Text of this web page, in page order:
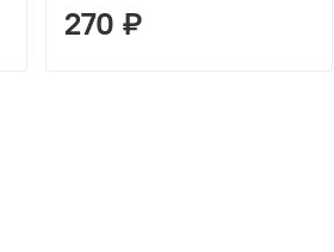
270 ₽